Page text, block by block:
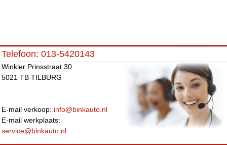
Telefoon: 013-5420143
Winkler Prinsstraat 30
5021 TB TILBURG
E-mail verkoop: info@binkauto.nl
E-mail werkplaats:
service@binkauto.nl